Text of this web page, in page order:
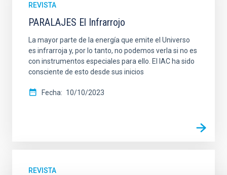
REVISTA
PARALAJES El Infrarrojo
La mayor parte de la energía que emite el Universo
es infrarroja y, por lo tanto, no podemos verla si no es
con instrumentos especiales para ello. El IAC ha sido
consciente de esto desde sus inicios
Fecha 10/10/2023
REVISTA